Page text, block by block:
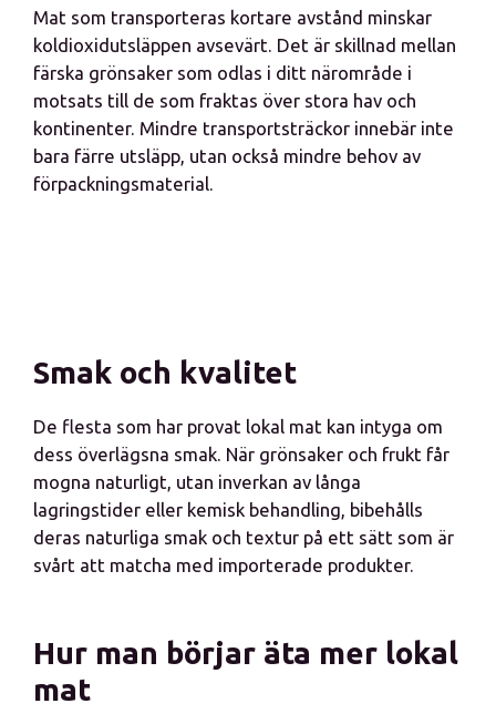
Mat som transporteras kortare avstånd minskar
koldioxidutsläppen avsevärt. Det är skillnad mellan
färska grönsaker som odlas i ditt närområde i
motsats till de som fraktas över stora hav och
kontinenter. Mindre transportsträckor innebär inte
bara färre utsläpp, utan också mindre behov av
förpackningsmaterial.
Smak och kvalitet
De flesta som har provat lokal mat kan intyga om
dess överlägsna smak. När grönsaker och frukt får
mogna naturligt, utan inverkan av långa
lagringstider eller kemisk behandling, bibehålls
deras naturliga smak och textur på ett sätt som är
svårt att matcha med importerade produkter.
Hur man börjar äta mer lokal
mat